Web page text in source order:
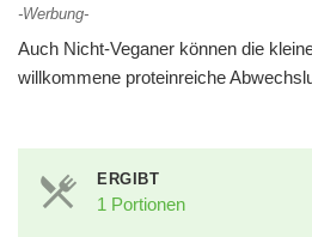
-Werbung-
Auch Nicht-Veganer können die
willkommene proteinreiche
ERGIBT
1 Portionen